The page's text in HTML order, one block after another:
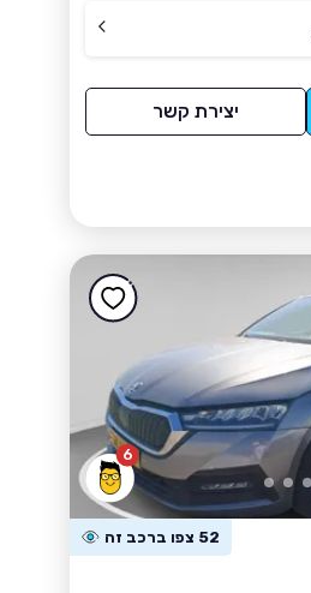
יצירת קשר
6
52 צפו ברכב זה